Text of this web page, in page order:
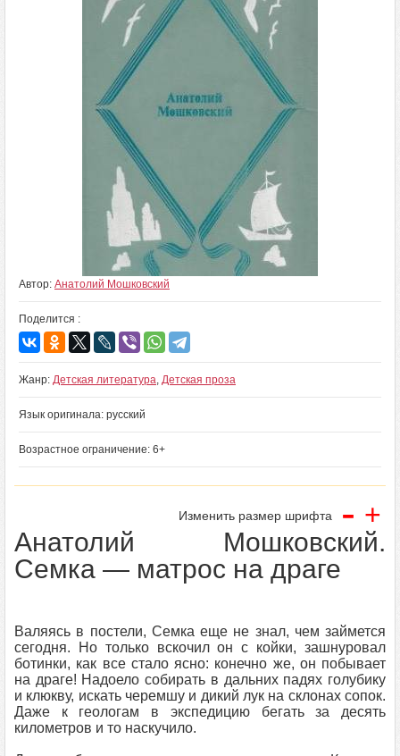
Автор: Анатолий Мошковский
Поделится :
Жанр: Детская литература, Детская проза
Язык оригинала: русский
Возрастное ограничение: 6+
Изменить размер шрифта - +
Анатолий Мошковский.
Семка — матрос на драге
Валяясь в постели, Семка еще не знал, чем займется
сегодня. Но только вскочил он с койки, зашнуровал
ботинки, как все стало ясно: конечно же, он побывает
на драге! Надоело собирать в дальних падях голубику
и клюкву, искать черемшу и дикий лук на склонах сопок.
Даже к геологам в экспедицию бегать за десять
километров и то наскучило.